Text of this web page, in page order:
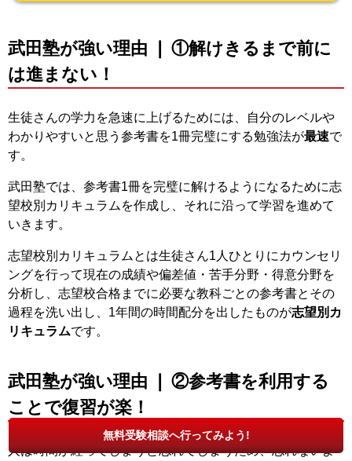
武田塾が強い理由 ❘ ①解けきるまで前に
は進まない！
生徒さんの学力を急速に上げるためには、自分のレベルや
わかりやすいと思う参考書を1冊完璧にする勉強法が最速で
す。
武田塾では、参考書1冊を完璧に解けるようになるために志
望校別カリキュラムを作成し、それに沿って学習を進めて
いきます。
志望校別カリキュラムとは生徒さん1人ひとりにカウンセリ
ングを行って現在の成績や偏差値・苦手分野・得意分野を
分析し、志望校合格までに必要な教科ごとの参考書とその
過程を洗い出し、1年間の時間配分を出したものが志望別カ
リキュラムです。
武田塾が強い理由 ❘ ②参考書を利用する
ことで復習が楽！
人は時間が経ってしまうと忘れてしまうため、忘れないよ
無料受験相談へ行ってみよう!